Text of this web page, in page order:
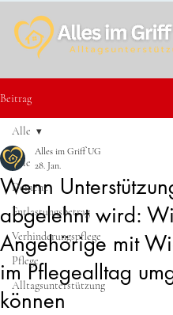
Beitrag
Alle
Demenz
Entlastungsbetrag
Verhinderungspflege
Pflege
Alltagsunterstützung
Alle
Wenn
abgelehnt wird:
Angehörige mit
im Pflegealltag
können
Alles im Griff UG
28. Jan.